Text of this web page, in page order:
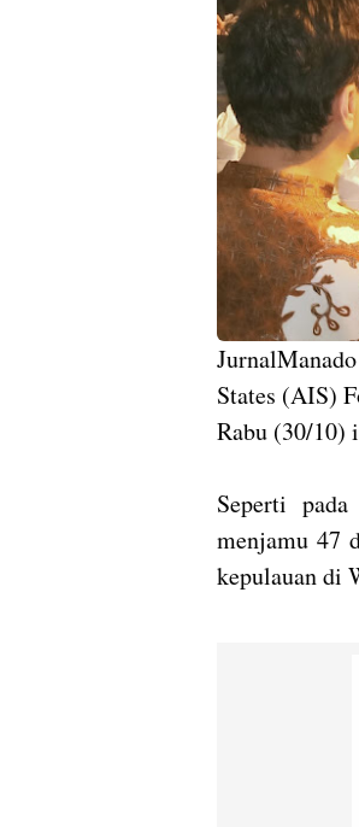
States (AIS)
Rabu (30/10)
Seperti
menjamu 47
kepulauan di